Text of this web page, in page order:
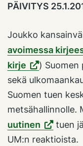
PÄIVITYS
Joukko
avoimessa
kirje
) Suomen
sekä
Suomen tuen
metsähallinnolle.
uutinen
tuen
UM:n reaktioista.